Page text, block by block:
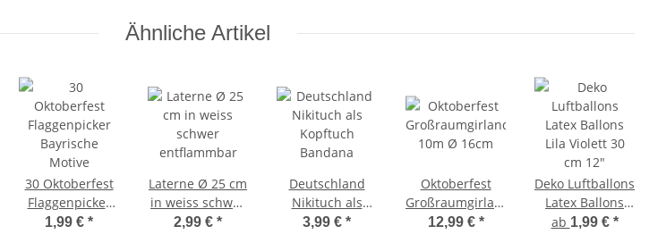
Ähnliche Artikel
30 Oktoberfest
Flaggenpicker
Bayrische
1,99 € *
Laterne Ø 25 cm
in weiss schwer
entflammbar
2,99 € *
Deutschland
Nikituch als
Kopftuch
3,99 € *
Oktoberfest
Großraumgirlande
10m Ø 16cm
12,99 € *
Deko Luftballons
Latex Ballons
Lila Violett 30
ab 1,99 € *